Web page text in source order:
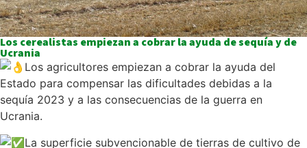
Los cerealistas empiezan a cobrar la ayuda de sequía y de
Ucrania
Los agricultores empiezan a cobrar la ayuda del
Estado para compensar las dificultades debidas a la
sequía 2023 y a las consecuencias de la guerra en
Ucrania.
La superficie subvencionable de tierras de cultivo de